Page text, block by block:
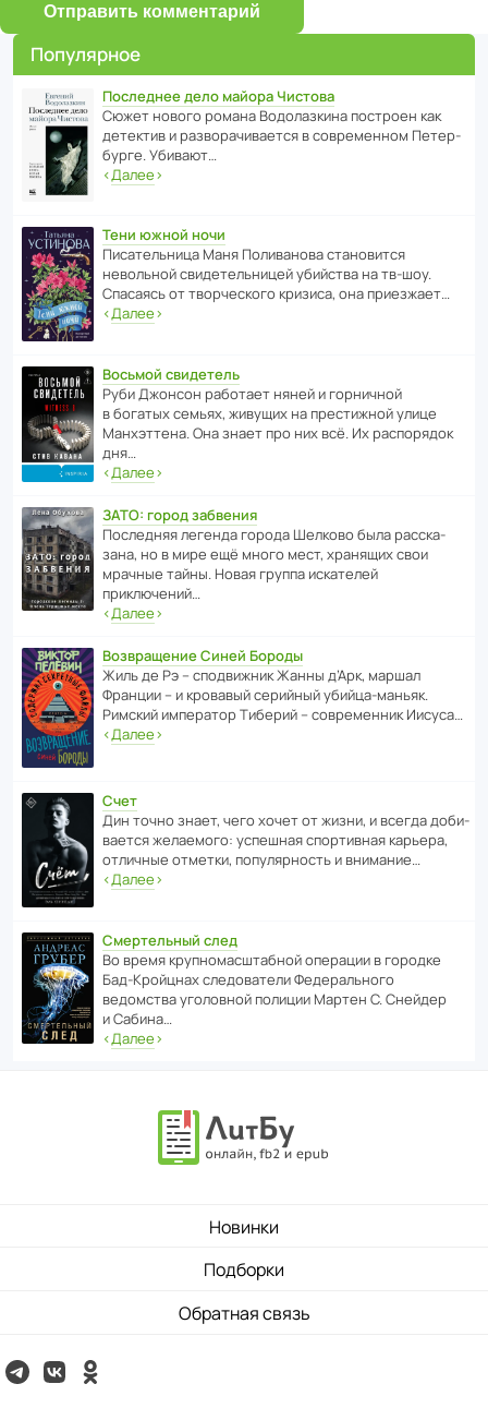
Отправить комментарий
Популярное
Последнее дело майора Чистова
Сюжет нового романа Водо­ла­з­кина пост­роен как
дете­ктив и разво­ра­чи­ва­ется в совре­менном Пете­р­
бурге. Убивают…
‹Далее›
Тени южной ночи
Писа­тель­ница Маня Поли­ва­нова стано­вится
невольной свиде­тель­ницей убийства на тв-шоу.
Спасаясь от твор­че­с­кого кризиса, она приезжает…
‹Далее›
Восьмой свидетель
Руби Джонсон рабо­тает няней и горни­чной
в богатых семьях, живущих на прес­ти­жной улице
Манх­эт­тена. Она знает про них всё. Их распо­рядок
дня…
‹Далее›
ЗАТО: город забвения
После­дняя легенда города Шелково была расска­
зана, но в мире ещё много мест, хранящих свои
мрачные тайны. Новая группа иска­телей
приключений…
‹Далее›
Возвращение Синей Бороды
Жиль де Рэ – спод­ви­жник Жанны д’Арк, маршал
Франции – и кровавый серийный убийца-маньяк.
Римский импе­ратор Тиберий – совре­менник Иисуса…
‹Далее›
Счет
Дин точно знает, чего хочет от жизни, и всегда доби­
ва­ется жела­е­мого: успе­шная спор­ти­вная карьера,
отли­чные отметки, попу­ля­р­ность и внимание…
‹Далее›
Смертельный след
Во время круп­но­мас­ш­та­бной операции в городке
Бад‑Крой­цнах следо­ва­тели Феде­раль­ного
ведомства уголо­вной полиции Мартен С. Снейдер
и Сабина…
‹Далее›
Новинки
Подборки
Обратная связь